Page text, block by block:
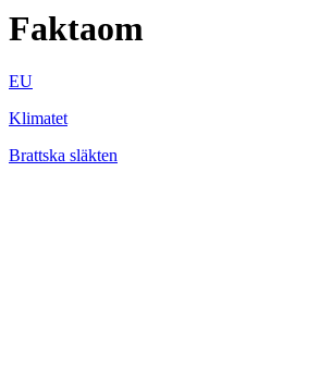
Faktaom
EU
Klimatet
Brattska släkten